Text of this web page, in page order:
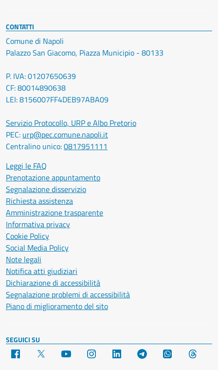
CONTATTI
Comune di Napoli
Palazzo San Giacomo, Piazza Municipio - 80133
P. IVA: 01207650639
CF: 80014890638
LEI: 8156007FF4DEB97ABA09
Servizio Protocollo, URP e Albo Pretorio
PEC: urp@pec.comune.napoli.it
Centralino unico:0817951111
Leggi le FAQ
Prenotazione appuntamento
Segnalazione disservizio
Richiesta assistenza
Amministrazione trasparente
Informativa privacy
Cookie Policy
Social Media Policy
Note legali
Notifica atti giudiziari
Dichiarazione di accessibilità
Segnalazione problemi di accessibilità
Piano di miglioramento del sito
SEGUICI SU
Facebook YouTube Instagram LinkedIn Telegram WhatsApp